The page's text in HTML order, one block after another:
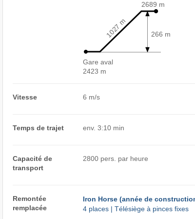
Gare aval
2423 m
2689 m
266 m
1027 m
Vitesse 6 m/s
Temps de trajet env. 3:10 min
Capacité de
transport
2800 pers. par heure
Remontée
remplacée
Iron Horse (année de
4 places | Télésiège à pinces fixes